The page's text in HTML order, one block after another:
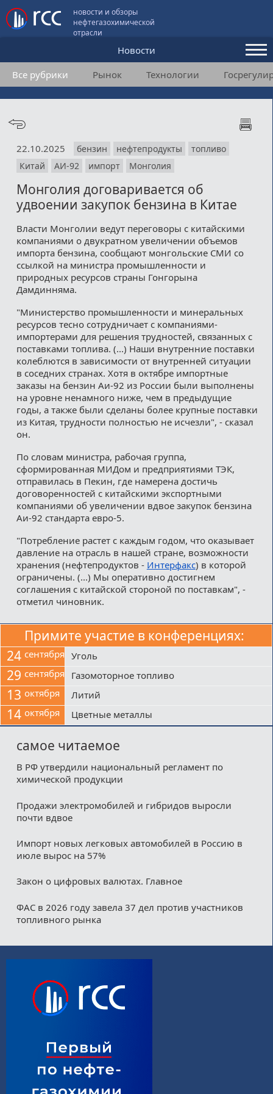
новости и обзоры
нефтегазохимической
отрасли
Новости
Аналитика и мнения
Конференции
Подписка
Пользовательское соглашение
Медиакит
Контакты
Все рубрики Рынок Технологии
22.10.2025 бензин нефтепродукты
топливо
Китай
АИ-92 импорт Монголия
Монголия договаривается об
удвоении закупок бензина в Китае
Власти Монголии ведут переговоры с китайскими
компаниями о двукратном увеличении объемов
импорта бензина, сообщают монгольские СМИ со
ссылкой на министра промышленности и
природных ресурсов страны Гонгорына
Дамдинняма.
"Министерство промышленности и минеральных
ресурсов тесно сотрудничает с компаниями-
импортерами для решения трудностей, связанных с
поставками топлива. (...) Наши внутренние поставки
колеблются в зависимости от внутренней ситуации
в соседних странах. Хотя в октябре импортные
заказы на бензин Аи-92 из России были выполнены
на уровне ненамного ниже, чем в предыдущие
годы, а также были сделаны более крупные поставки
из Китая, трудности полностью не исчезли", - сказал
он.
По словам министра, рабочая группа,
сформированная МИДом и предприятиями ТЭК,
отправилась в Пекин, где намерена достичь
договоренностей с китайскими экспортными
компаниями об увеличении вдвое закупок бензина
Аи-92 стандарта евро-5.
"Потребление растет с каждым годом, что оказывает
давление на отрасль в нашей стране, возможности
хранения (нефтепродуктов - Интерфакс) в которой
ограничены. (...) Мы оперативно достигнем
соглашения с китайской стороной по поставкам", -
отметил чиновник.
Примите участие в конференциях:
24 сентября Уголь
29 сентября Газомоторное топливо
13 октября Литий
14 октября Цветные металлы
самое читаемое
В РФ утвердили национальный регламент по
химической продукции
Продажи электромобилей и гибридов выросли
почти вдвое
Импорт новых легковых автомобилей в Россию в
июле вырос на 57%
Закон о цифровых валютах. Главное
ФАС в 2026 году завела 37 дел против участников
топливного рынка